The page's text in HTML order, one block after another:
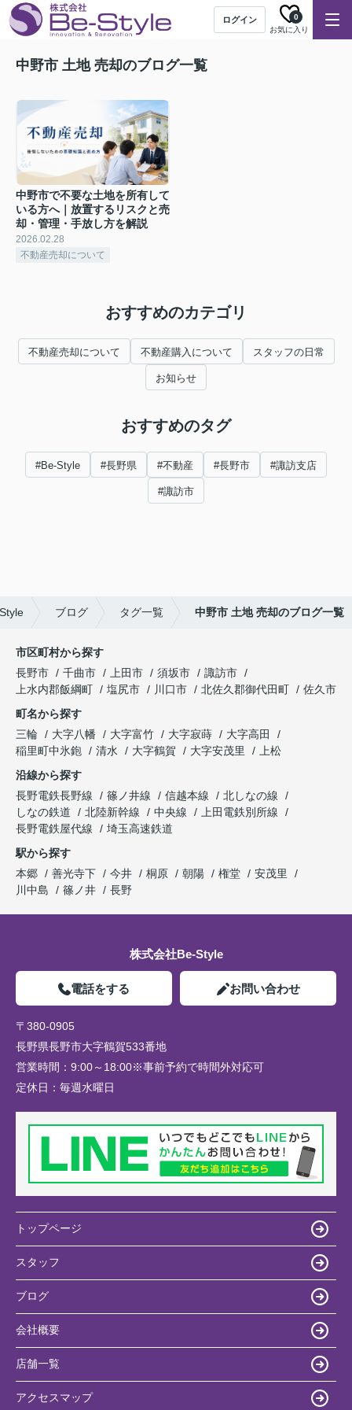
ログイン
お気に入り
0
中野市 土地 売却のブログ一覧
中野市で不要な土地を所有して
いる方へ｜放置するリスクと売
却・管理・手放し方を解説
2026.02.28
不動産売却について
おすすめのカテゴリ
不動産売却について 不動産購入について スタッフの日常
お知らせ
おすすめのタグ
#Be-Style #長野県 #不動産 #長野市 #諏訪支店
#諏訪市
ブログ タグ一覧 中野市 土地 売却のブログ一覧
市区町村から探す
長野市
千曲市 上田市 須坂市
諏訪市
上水内郡飯綱町
塩尻市 川口市 北佐久郡御代田町
佐久市
町名から探す
三輪
大字八幡 大字富竹 大字寂蒔
大字高田
稲里町中氷鉋
清水 大字鶴賀 大字安茂里
上松
沿線から探す
長野電鉄長野線
篠ノ井線 信越本線
北しなの線
しなの鉄道
北陸新幹線 中央線
上田電鉄別所線
長野電鉄屋代線
埼玉高速鉄道
駅から探す
本郷
善光寺下 今井 桐原 朝陽 権堂
安茂里
川中島
篠ノ井 長野
株式会社Be-Style
電話をする お問い合わせ
〒380-0905
長野県長野市大字鶴賀533番地
営業時間： 9:00～18:00※事前予約で時間外対応可
定休日： 毎週水曜日
トップページ
スタッフ
ブログ
会社概要
店舗一覧
アクセスマップ